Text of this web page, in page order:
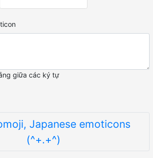
giữa các ký tự
Japanese emoticons
(^+.+^)